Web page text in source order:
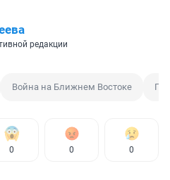
редакции
Война на Ближнем Востоке
0 0 0